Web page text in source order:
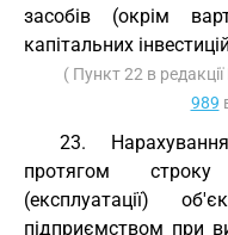
засобів (окрім
капітальних
( Пункт 22 в
989
23.
протягом строку
(експлуатації)
підприємством при